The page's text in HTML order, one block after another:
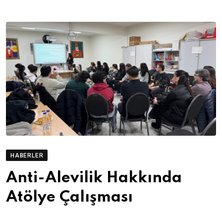
HABERLER
Anti-Alevilik Hakkında
Atölye Çalışması